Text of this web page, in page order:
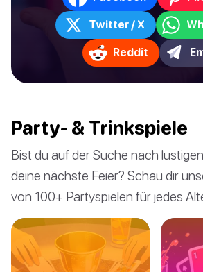
Twitter / X
Reddit
Party- & Trinkspiele
Bist du auf der Suche nach
deine nächste Feier? Schau dir
von 100+ Partyspielen für jedes